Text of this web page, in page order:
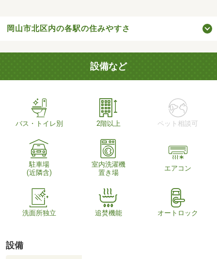
岡山市北区内の各駅の住みやすさ
設備など
バス・トイレ別 2階以上 ペット相談可
駐車場
(近隣含)
室内洗濯機
置き場
エアコン
洗面所独立 追焚機能 オートロック
設備